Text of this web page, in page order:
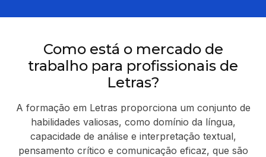
Como está o mercado de
trabalho para profissionais de
Letras?
A formação em Letras proporciona um conjunto de
habilidades valiosas, como domínio da língua,
capacidade de análise e interpretação textual,
pensamento crítico e comunicação eficaz, que são